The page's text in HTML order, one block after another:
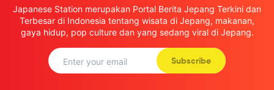
Japanese Station merupakan Portal Berita Jepang Terkini dan
Terbesar di Indonesia tentang wisata di Jepang, makanan,
gaya hidup, pop culture dan yang sedang viral di Jepang.
Subscribe